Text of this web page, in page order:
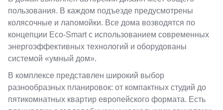
пользования. В каждом подъезде предусмотрены
колясочные и лапомойки. Все дома возводятся по
концепции Eco-Smart с использованием современных
энергоэффективных технологий и оборудованы
системой «умный дом».
В комплексе представлен широкий выбор
разнообразных планировок: от компактных студий до
пятикомнатных квартир европейского формата. Есть